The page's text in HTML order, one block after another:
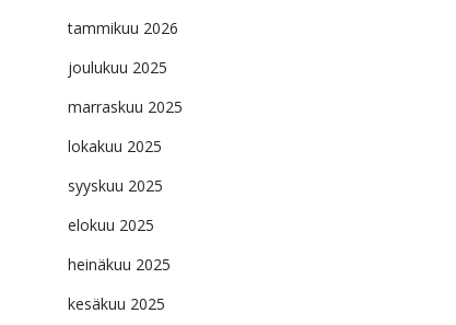
tammikuu 2026
joulukuu 2025
marraskuu 2025
lokakuu 2025
syyskuu 2025
elokuu 2025
heinäkuu 2025
kesäkuu 2025